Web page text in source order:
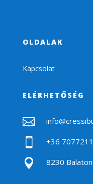
OLDALAK
Kapcsolat
ELÉRHETŐSÉG

 +36
 8230